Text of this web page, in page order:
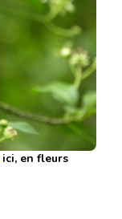
ici, en fleurs